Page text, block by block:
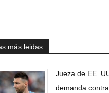
más leidas
Jueza de EE.
demanda